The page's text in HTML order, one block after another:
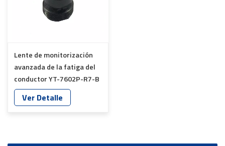
Lente de monitorización
avanzada de la fatiga del
conductor YT-7602P-R7-B
Ver Detalle